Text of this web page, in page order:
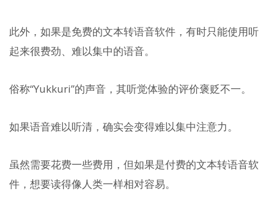
此外，如果是免费的文本转语音软件，有时只能使用听
起来很费劲、难以集中的语音。
俗称“Yukkuri”的声音，其听觉体验的评价褒贬不一。
如果语音难以听清，确实会变得难以集中注意力。
虽然需要花费一些费用，但如果是付费的文本转语音软
件，想要读得像人类一样相对容易。